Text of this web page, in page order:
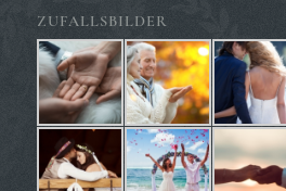
ZUFALLSBILDER